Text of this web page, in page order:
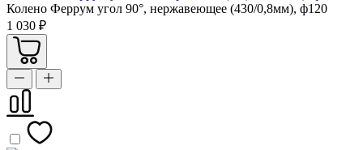
Колено Феррум угол 90°, нержавеющее (430/0,8мм), ф120
1 030 ₽